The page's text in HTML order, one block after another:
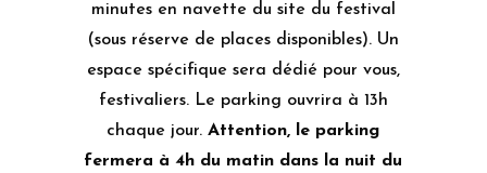
minutes en navette du site du festival
(sous réserve de places disponibles). Un
espace spécifique sera dédié pour vous,
festivaliers. Le parking ouvrira à 13h
chaque jour.Attention, le parking
fermera à 4h du matin dans la nuit du